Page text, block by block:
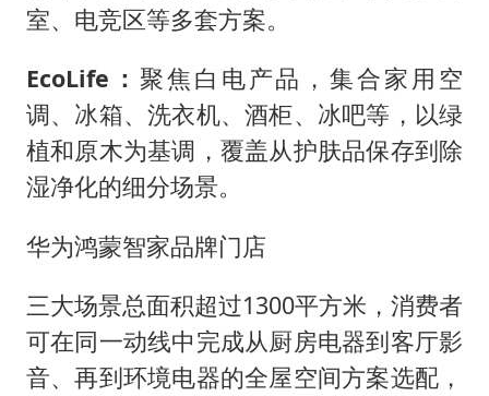
室、电竞区等多套方案。
EcoLife： 聚焦白电产品，集合家用空
调、冰箱、洗衣机、酒柜、冰吧等，以绿
植和原木为基调，覆盖从护肤品保存到除
湿净化的细分场景。
华为鸿蒙智家品牌门店
三大场景总面积超过1300平方米，消费者
可在同一动线中完成从厨房电器到客厅影
音、再到环境电器的全屋空间方案选配，